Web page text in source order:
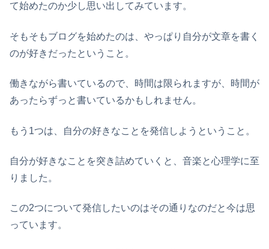
て始めたのか少し思い出してみています。
そもそもブログを始めたのは、やっぱり自分が文章を書く
のが好きだったということ。
働きながら書いているので、時間は限られますが、時間が
あったらずっと書いているかもしれません。
もう1つは、自分の好きなことを発信しようということ。
自分が好きなことを突き詰めていくと、音楽と心理学に至
りました。
この2つについて発信したいのはその通りなのだと今は思
っています。